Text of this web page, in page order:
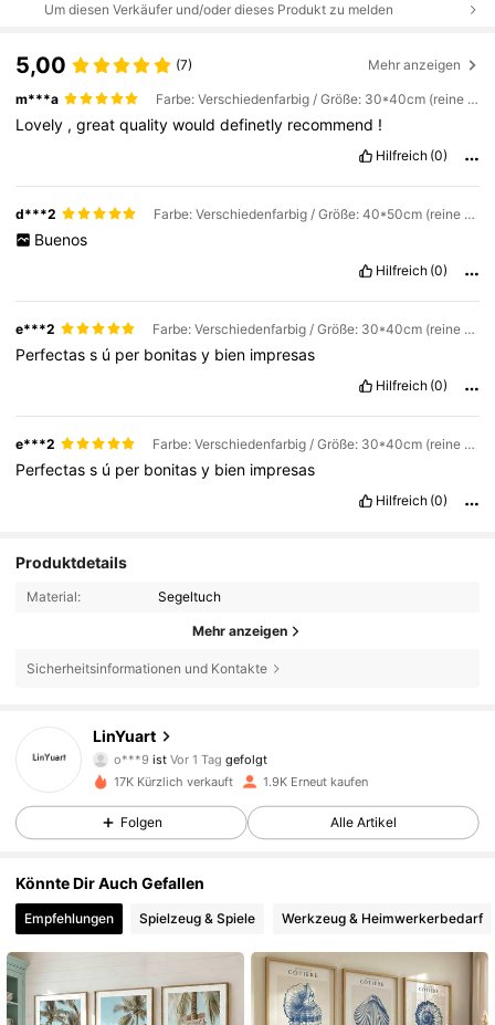
Um diesen Verkäufer und/oder dieses Produkt zu melden
5,00 (7) Mehr anzeigen
m***a Farbe: Verschiedenfarbig / Größe: 30*40cm (reine Leinwand) / Muster: C-1Stk
Lovely ,greatqualitywoulddefinetly recommend !
Hilfreich (0)
d***2 Farbe: Verschiedenfarbig / Größe: 40*50cm (reine Leinwand) / Muster: ABC-3St
Buenos
Hilfreich (0)
e***2 Farbe: Verschiedenfarbig / Größe: 30*40cm (reine Leinwand) / Muster: B-1Stk
Perfectass ú per bonitasy bien impresas
Hilfreich (0)
e***2 Farbe: Verschiedenfarbig / Größe: 30*40cm (reine Leinwand) / Muster: C-1Stk
Perfectass ú per bonitasy bien impresas
Hilfreich (0)
Produktdetails
Material: Segeltuch
Mehr anzeigen
Sicherheitsinformationen und Kontakte
LinYuart
o***9istVor 1 Tag
j***3ist am Durchsuchen
4,83
634 Follower
4,83 634 Follower
4,83 634 Follower
17K Kürzlich verkauft 1.9K Erneut kaufen
Folgen Alle Artikel
Könnte Dir Auch Gefallen
Empfehlungen Spielzeug & Spiele Werkzeug & Heimwerkerbedarf